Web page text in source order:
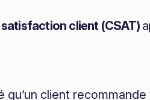
client (CSAT)
qu’un client